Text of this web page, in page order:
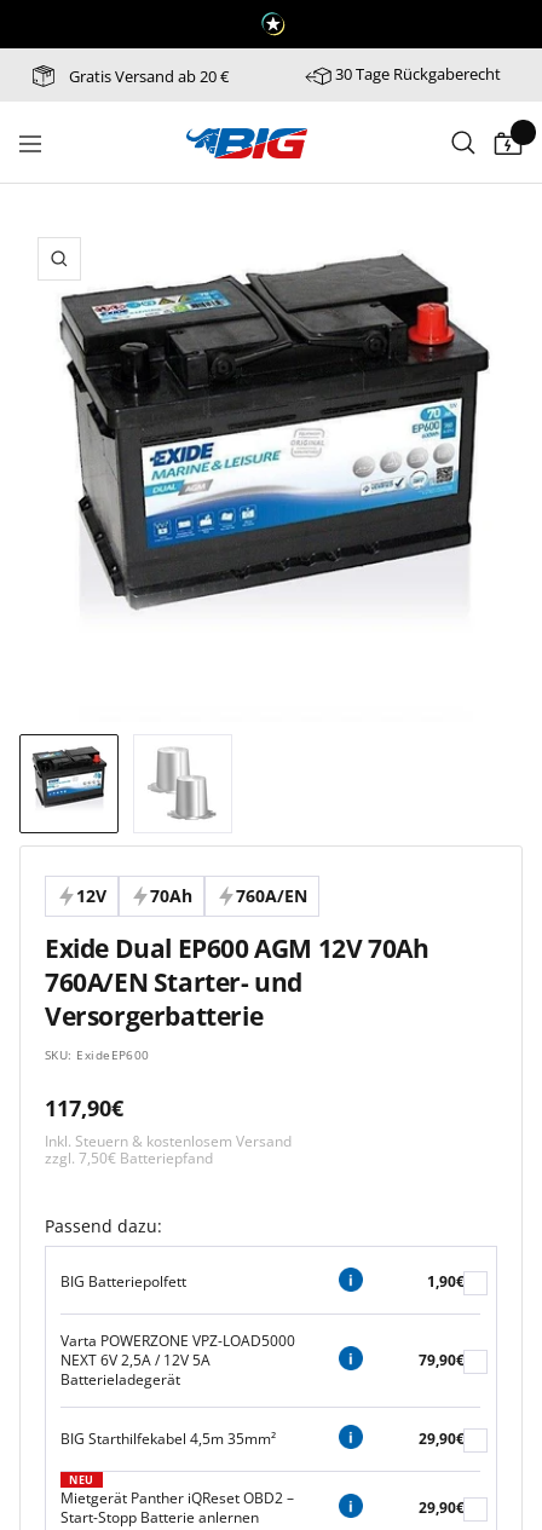
Inhalt
Gratis Versand ab 20 € 30 Tage Rückgaberecht
Navigation
Batterie-
Zoom
12V 70Ah 760A/EN
Exide Dual EP600 AGM 12V 70Ah
760A/EN Starter- und
Versorgerbatterie
SKU: ExideEP600
Angebotspreis
117,90€
Inkl. Steuern & kostenlosem Versand
zzgl. 7,50€ Batteriepfand
Passend dazu:
BIG Batteriepolfett 1,90€
Varta POWERZONE VPZ-LOAD5000
NEXT 6V 2,5A / 12V 5A
Batterieladegerät
79,90€
BIG Starthilfekabel 4,5m 35mm² 29,90€
NEU
Mietgerät Panther iQReset OBD2 –
Start-Stopp Batterie anlernen
29,90€